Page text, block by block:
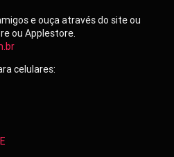
e ouça através do site ou
ou Applestore.
celulares: